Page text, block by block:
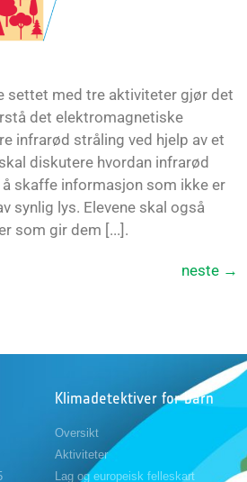
settet med tre aktiviteter gjør det
det elektromagnetiske
infrarød stråling ved hjelp av et
diskutere hvordan infrarød
skaffe informasjon som ikke er
synlig lys. Elevene skal også
som gir dem [...].
neste →
Klimadetektiver for barn
Oversikt
Aktiviteter
Lag og europeisk felleskart